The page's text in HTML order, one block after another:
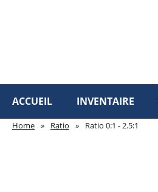
ACCUEIL INVENTAIRE
Home » Ratio » Ratio 0:1 - 2.5:1